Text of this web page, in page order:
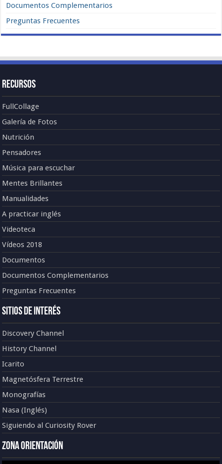
Documentos Complementarios
Preguntas Frecuentes
Recursos
FullCollage
Galería de Fotos
Nutrición
Pensadores
Música para escuchar
Mentes Brillantes
Manualidades
A practicar inglés
Videoteca
Vídeos 2018
Documentos
Documentos Complementarios
Preguntas Frecuentes
Sitios de Interés
Discovery Channel
History Channel
Icarito
Magnetósfera Terrestre
Monografías
Nasa (Inglés)
Siguiendo al Curiosity Rover
Zona Orientación